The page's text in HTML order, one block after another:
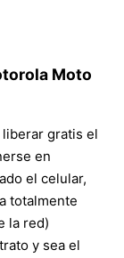
Moto
gratis el
en
el celular,
totalmente
la red)
y sea el